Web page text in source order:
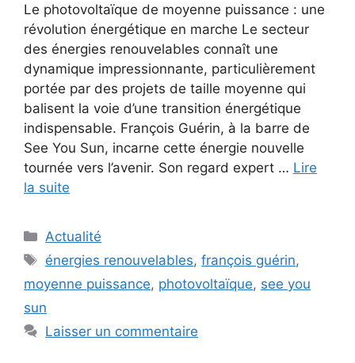
Le photovoltaïque de moyenne puissance : une
révolution énergétique en marche Le secteur
des énergies renouvelables connaît une
dynamique impressionnante, particulièrement
portée par des projets de taille moyenne qui
balisent la voie d’une transition énergétique
indispensable. François Guérin, à la barre de
See You Sun, incarne cette énergie nouvelle
tournée vers l’avenir. Son regard expert … Lire
la suite
Catégories
Actualité
Étiquettes
énergies renouvelables,françois guérin,
moyenne puissance, photovoltaïque, see you
sun
Laisser un commentaire